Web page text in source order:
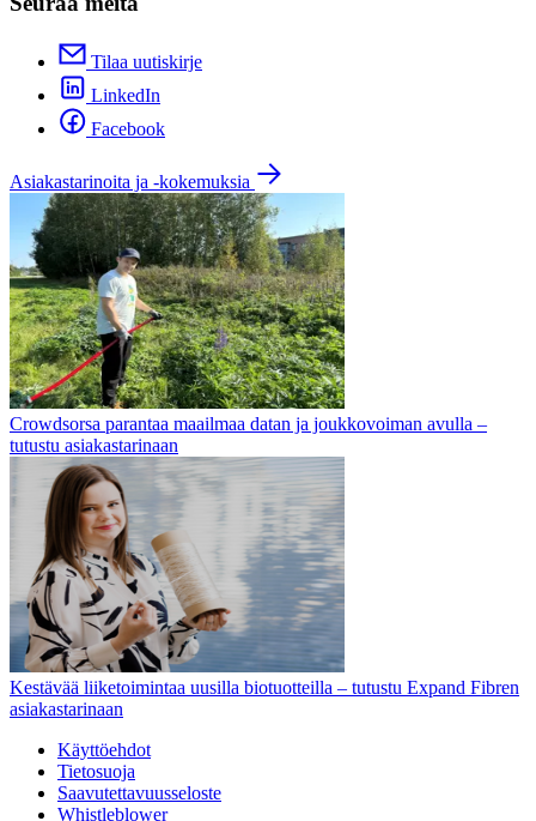
Tilaa uutiskirje
LinkedIn
Facebook
Asiakastarinoita ja -kokemuksia
Crowdsorsa parantaa maailmaa datan ja joukkovoiman avulla –
tutustu asiakastarinaan
Kestävää liiketoimintaa uusilla biotuotteilla – tutustu Expand Fibren
asiakastarinaan
Käyttöehdot
Tietosuoja
Saavutettavuusseloste
Whistleblower